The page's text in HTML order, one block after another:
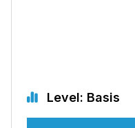
Level: Basis